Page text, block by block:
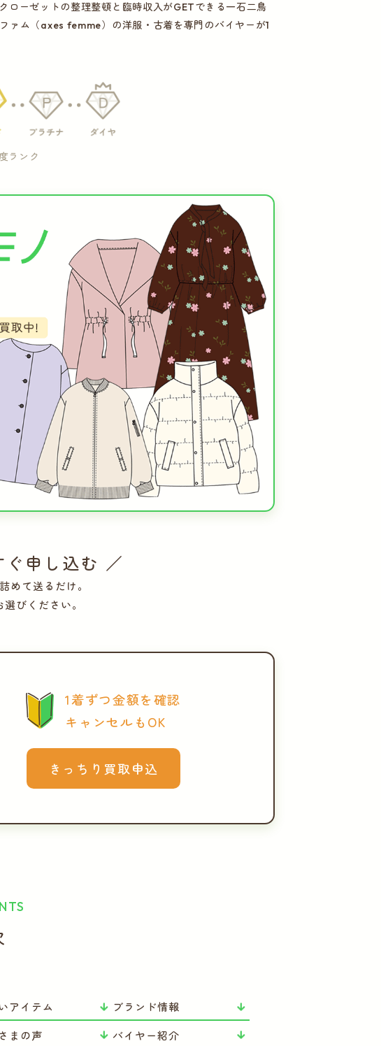
ーゼットの整理整頓と臨時収入がGETできる一石二鳥
ァム（axes femme）の洋服・古着を専門のバイヤーが1
ランク
申し込む ／
めて送るだけ。
びください。
1着ずつ金額を確認
キャンセルもOK
きっちり買取申込
アイテム
ブランド情報
まの声
バイヤー紹介